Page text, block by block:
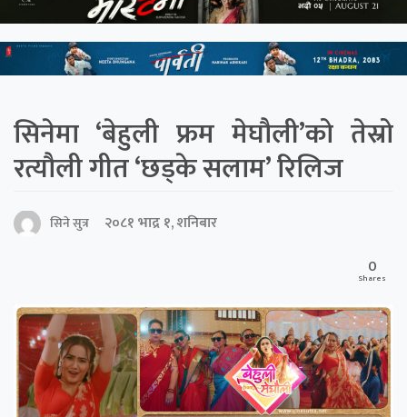
सिनेमा ‘बेहुली फ्रम मेघौली’को तेस्रो
रत्यौली गीत ‘छड्के सलाम’ रिलिज
सिने सुत्र
२०८१ भाद्र १, शनिबार
0
Shares